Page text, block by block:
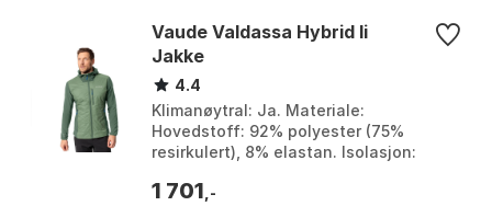
Vaude Valdassa Hybrid Ii
Jakke
4.4
Klimanøytral: Ja. Materiale:
Hovedstoff: 92% polyester (75%
resirkulert), 8% elastan. Isolasjon:
40g/m². Vannavvisende: Ja....
1 701 ,-